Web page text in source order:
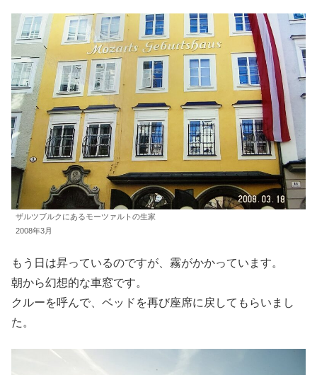
ザルツブルクにあるモーツァルトの生家
2008年3月
もう日は昇っているのですが、霧がかかっています。
朝から幻想的な車窓です。
クルーを呼んで、ベッドを再び座席に戻してもらいまし
た。